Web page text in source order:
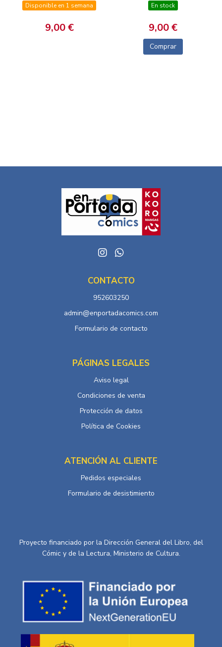
Disponible en 1 semana
9,00 €
En stock
9,00 €
Comprar
CONTACTO
952603250
admin@enportadacomics.com
Formulario de contacto
PÁGINAS LEGALES
Aviso legal
Condiciones de venta
Protección de datos
Política de Cookies
ATENCIÓN AL CLIENTE
Pedidos especiales
Formulario de desistimiento
Proyecto financiado por la Dirección General del Libro, del
Cómic y de la Lectura, Ministerio de Cultura.